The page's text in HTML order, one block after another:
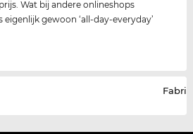
Wat bij andere onlineshops
eigenlijk gewoon ‘all-day-everyday’